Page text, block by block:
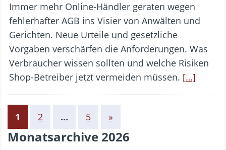
Immer mehr Online-Händler geraten wegen
fehlerhafter AGB ins Visier von Anwälten und
Gerichten. Neue Urteile und gesetzliche
Vorgaben verschärfen die Anforderungen. Was
Verbraucher wissen sollten und welche Risiken
Shop-Betreiber jetzt vermeiden müssen. […]
1 2 … 5 »
Monatsarchive 2026